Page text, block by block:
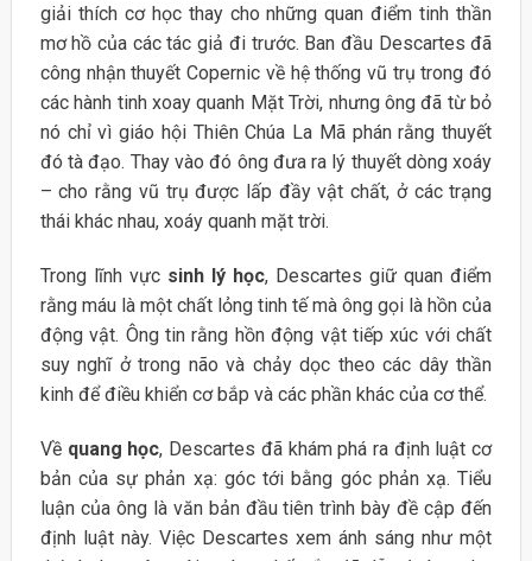
giải thích cơ học thay cho những quan điểm tinh thần
mơ hồ của các tác giả đi trước. Ban đầu Descartes đã
công nhận thuyết Copernic về hệ thống vũ trụ trong đó
các hành tinh xoay quanh Mặt Trời, nhưng ông đã từ bỏ
nó chỉ vì giáo hội Thiên Chúa La Mã phán rằng thuyết
đó tà đạo. Thay vào đó ông đưa ra lý thuyết dòng xoáy
– cho rằng vũ trụ được lấp đầy vật chất, ở các trạng
thái khác nhau, xoáy quanh mặt trời.
Trong lĩnh vực sinh lý học, Descartes giữ quan điểm
rằng máu là một chất lỏng tinh tế mà ông gọi là hồn của
động vật. Ông tin rằng hồn động vật tiếp xúc với chất
suy nghĩ ở trong não và chảy dọc theo các dây thần
kinh để điều khiển cơ bắp và các phần khác của cơ thể.
Về quang học, Descartes đã khám phá ra định luật cơ
bản của sự phản xạ: góc tới bằng góc phản xạ. Tiểu
luận của ông là văn bản đầu tiên trình bày đề cập đến
định luật này. Việc Descartes xem ánh sáng như một